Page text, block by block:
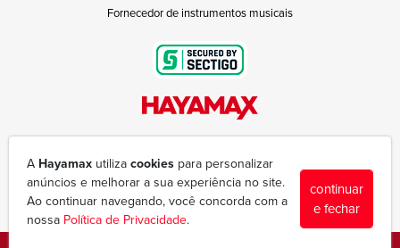
Fornecedor de instrumentos musicais
(43) 3377-6600
hayamax@hayamax.com.br
Segunda à sexta das 8:00 às 18:00
A Hayamax utiliza cookies para personalizar
anúncios e melhorar a sua experiência no site.
Ao continuar navegando, você concorda com a
nossa Política de Privacidade.
continuar
e fechar